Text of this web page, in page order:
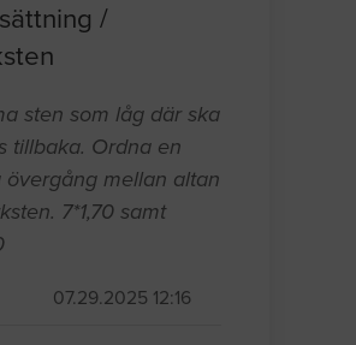
/
sten som låg där ska
tillbaka. Ordna en
övergång mellan altan
7*1,70 samt
07.29.2025 12:16